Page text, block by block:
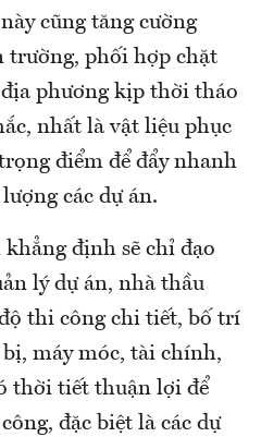
cũng tăng cường
trường, phối hợp chặt
phương kịp thời tháo
nhất là vật liệu phục
điểm để đẩy nhanh
các dự án.
định sẽ chỉ đạo
lý dự án, nhà thầu
thi công chi tiết, bố trí
máy móc, tài chính,
thời tiết thuận lợi để
đặc biệt là các dự